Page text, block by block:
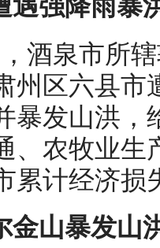
遇强降雨暴
酒泉市所
州区六县市
暴发山洪，
、农牧业生
累计经济损
金山暴发山